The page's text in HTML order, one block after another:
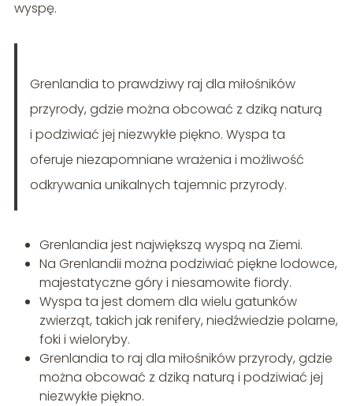
wyspę.
Grenlandia to prawdziwy raj dla miłośników
przyrody, gdzie można obcować z dziką naturą
i podziwiać jej niezwykłe piękno. Wyspa ta
oferuje niezapomniane wrażenia i możliwość
odkrywania unikalnych tajemnic przyrody.
Grenlandia jest największą wyspą na Ziemi.
Na Grenlandii można podziwiać piękne lodowce,
majestatyczne góry i niesamowite fiordy.
Wyspa ta jest domem dla wielu gatunków
zwierząt, takich jak renifery, niedźwiedzie polarne,
foki i wieloryby.
Grenlandia to raj dla miłośników przyrody, gdzie
można obcować z dziką naturą i podziwiać jej
niezwykłe piękno.